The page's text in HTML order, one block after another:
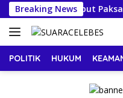
Langsung
ke
konten
Breaking News
Dijemput Paksa
POLITIK HUKUM